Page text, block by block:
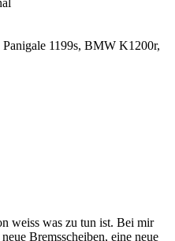
1199s, BMW K1200r,
weiss was zu tun ist. Bei mir
Bremsscheiben, eine neue